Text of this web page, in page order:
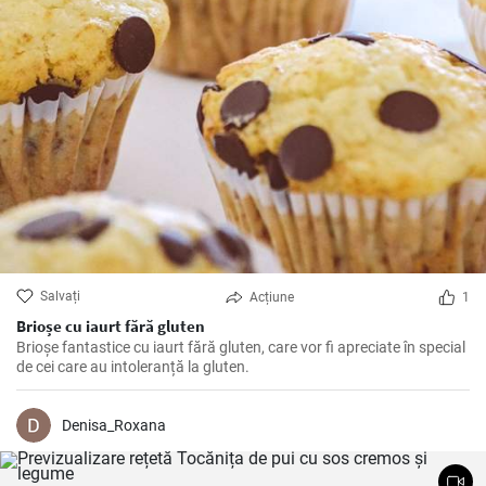
Salvați Acțiune 1
Brioșe cu iaurt fără gluten
Brioșe fantastice cu iaurt fără gluten, care vor fi apreciate în special
de cei care au intoleranță la gluten.
Denisa_Roxana